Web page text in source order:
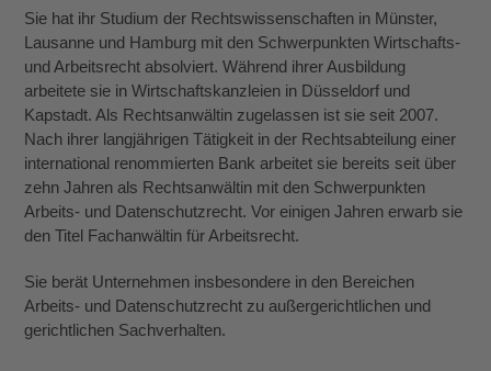
Sie hat ihr Studium der Rechtswissenschaften in Münster,
Lausanne und Hamburg mit den Schwerpunkten Wirtschafts-
und Arbeitsrecht absolviert. Während ihrer Ausbildung
arbeitete sie in Wirtschaftskanzleien in Düsseldorf und
Kapstadt. Als Rechtsanwältin zugelassen ist sie seit 2007.
Nach ihrer langjährigen Tätigkeit in der Rechtsabteilung einer
international renommierten Bank arbeitet sie bereits seit über
zehn Jahren als Rechtsanwältin mit den Schwerpunkten
Arbeits- und Datenschutzrecht. Vor einigen Jahren erwarb sie
den Titel Fachanwältin für Arbeitsrecht.
Sie berät Unternehmen insbesondere in den Bereichen
Arbeits- und Datenschutzrecht zu außergerichtlichen und
gerichtlichen Sachverhalten.